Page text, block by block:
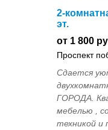
2-
эт.
от 1 800
Проспект
Сдается
ГОРОДА.
мебелью ,
техникой и